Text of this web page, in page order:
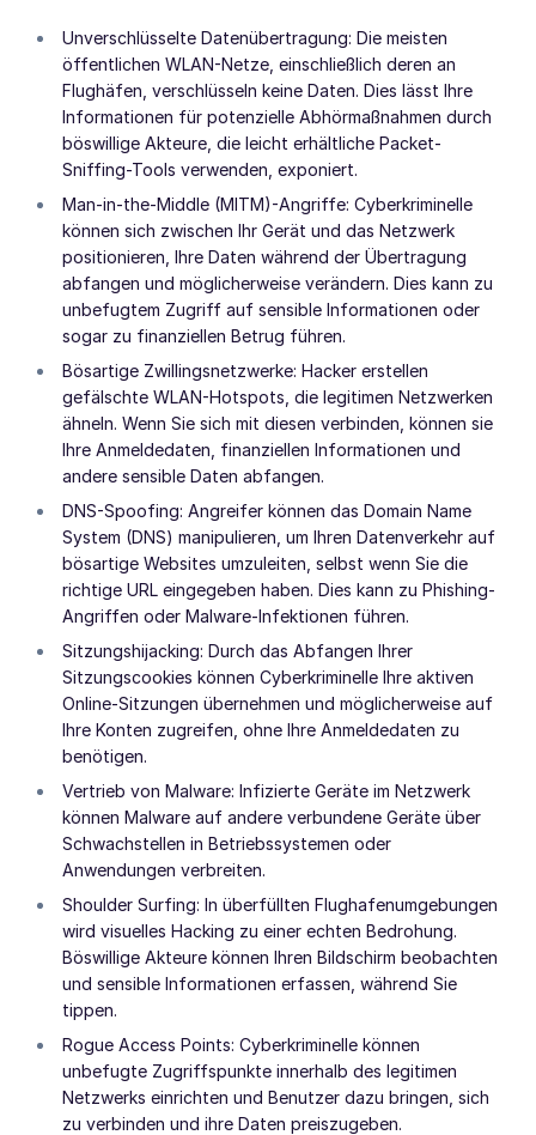
Unverschlüsselte Datenübertragung: Die meisten
öffentlichen WLAN-Netze, einschließlich deren an
Flughäfen, verschlüsseln keine Daten. Dies lässt Ihre
Informationen für potenzielle Abhörmaßnahmen durch
böswillige Akteure, die leicht erhältliche Packet-
Sniffing-Tools verwenden, exponiert.
Man-in-the-Middle (MITM)-Angriffe: Cyberkriminelle
können sich zwischen Ihr Gerät und das Netzwerk
positionieren, Ihre Daten während der Übertragung
abfangen und möglicherweise verändern. Dies kann zu
unbefugtem Zugriff auf sensible Informationen oder
sogar zu finanziellen Betrug führen.
Bösartige Zwillingsnetzwerke: Hacker erstellen
gefälschte WLAN-Hotspots, die legitimen Netzwerken
ähneln. Wenn Sie sich mit diesen verbinden, können sie
Ihre Anmeldedaten, finanziellen Informationen und
andere sensible Daten abfangen.
DNS-Spoofing: Angreifer können das Domain Name
System (DNS) manipulieren, um Ihren Datenverkehr auf
bösartige Websites umzuleiten, selbst wenn Sie die
richtige URL eingegeben haben. Dies kann zu Phishing-
Angriffen oder Malware-Infektionen führen.
Sitzungshijacking: Durch das Abfangen Ihrer
Sitzungscookies können Cyberkriminelle Ihre aktiven
Online-Sitzungen übernehmen und möglicherweise auf
Ihre Konten zugreifen, ohne Ihre Anmeldedaten zu
benötigen.
Vertrieb von Malware: Infizierte Geräte im Netzwerk
können Malware auf andere verbundene Geräte über
Schwachstellen in Betriebssystemen oder
Anwendungen verbreiten.
Shoulder Surfing: In überfüllten Flughafenumgebungen
wird visuelles Hacking zu einer echten Bedrohung.
Böswillige Akteure können Ihren Bildschirm beobachten
und sensible Informationen erfassen, während Sie
tippen.
Rogue Access Points: Cyberkriminelle können
unbefugte Zugriffspunkte innerhalb des legitimen
Netzwerks einrichten und Benutzer dazu bringen, sich
zu verbinden und ihre Daten preiszugeben.